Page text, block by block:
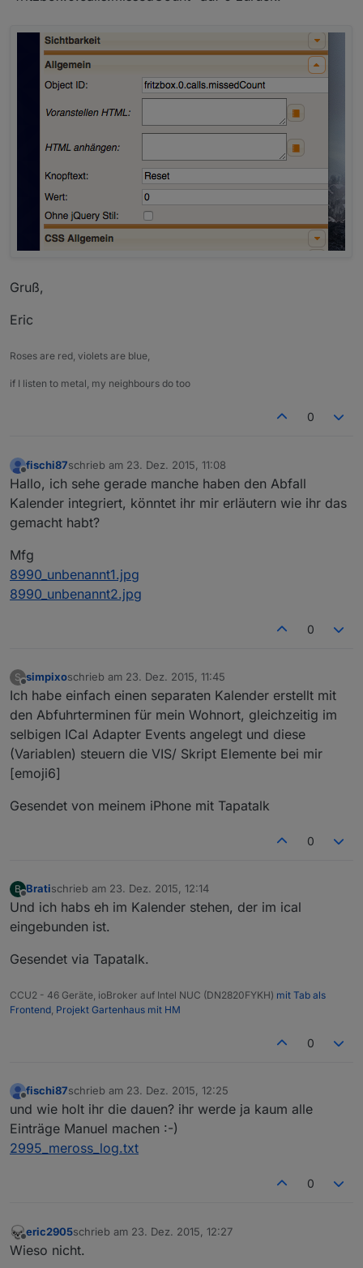
Gruß,
Eric
Roses are red, violets are blue,
if I listen to metal, my neighbours do too
0
Offline
fischi87schrieb am 23. Dez. 2015, 11:08
zuletzt editiert von
Hallo, ich sehe gerade manche haben den Abfall
Kalender integriert, könntet ihr mir erläutern wie ihr das
gemacht habt?
Mfg
8990_unbenannt1.jpg
8990_unbenannt2.jpg
0
S
Offline
simpixoschrieb am 23. Dez. 2015, 11:45
zuletzt editiert von
Ich habe einfach einen separaten Kalender erstellt mit
den Abfuhrterminen für mein Wohnort, gleichzeitig im
selbigen ICal Adapter Events angelegt und diese
(Variablen) steuern die VIS/ Skript Elemente bei mir
[emoji6]
Gesendet von meinem iPhone mit Tapatalk
0
B
Offline
Bratischrieb am 23. Dez. 2015, 12:14
zuletzt editiert von
Und ich habs eh im Kalender stehen, der im ical
eingebunden ist.
Gesendet via Tapatalk.
CCU2 - 46 Geräte, ioBroker auf Intel NUC (DN2820FYKH) mit Tab als
Frontend Projekt Gartenhaus mit HM
0
Offline
fischi87schrieb am 23. Dez. 2015, 12:25
zuletzt editiert von
und wie holt ihr die dauen? ihr werde ja kaum alle
Einträge Manuel machen :-)
2995_meross_log.txt
0
Offline
eric2905schrieb am 23. Dez. 2015, 12:27
zuletzt editiert von
Wieso nicht.